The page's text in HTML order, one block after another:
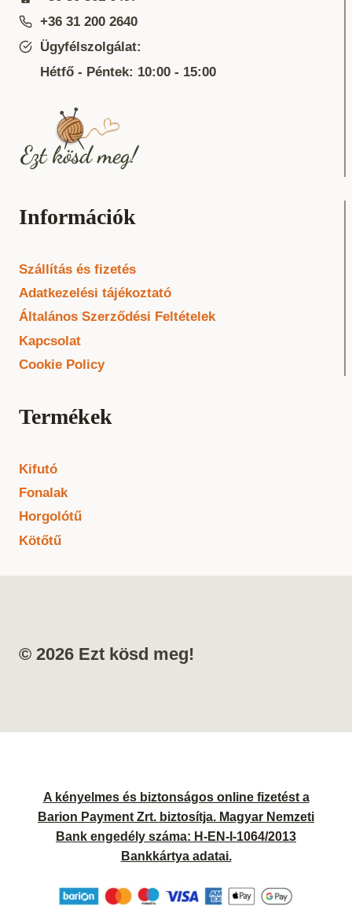
+36 31 200 2640
Ügyfélszolgálat:
Hétfő - Péntek: 10:00 - 15:00
Információk
Szállítás és fizetés
Adatkezelési tájékoztató
Általános Szerződési Feltételek
Kapcsolat
Cookie Policy
Termékek
Kifutó
Fonalak
Horgolótű
Kötőtű
© 2026 Ezt kösd meg!
A kényelmes és biztonságos online fizetést a
Barion Payment Zrt. biztosítja. Magyar Nemzeti
Bank engedély száma: H-EN-I-1064/2013
Bankkártya adatai.